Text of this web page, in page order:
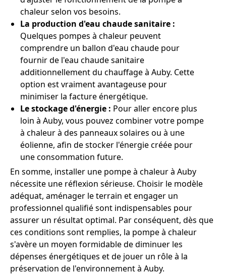
chaleur selon vos besoins.
La production d'eau chaude sanitaire :
Quelques pompes à chaleur peuvent
comprendre un ballon d'eau chaude pour
fournir de l'eau chaude sanitaire
additionnellement du chauffage à Auby. Cette
option est vraiment avantageuse pour
minimiser la facture énergétique.
Le stockage d'énergie : Pour aller encore plus
loin à Auby, vous pouvez combiner votre pompe
à chaleur à des panneaux solaires ou à une
éolienne, afin de stocker l'énergie créée pour
une consommation future.
En somme, installer une pompe à chaleur à Auby
nécessite une réflexion sérieuse. Choisir le modèle
adéquat, aménager le terrain et engager un
professionnel qualifié sont indispensables pour
assurer un résultat optimal. Par conséquent, dès que
ces conditions sont remplies, la pompe à chaleur
s'avère un moyen formidable de diminuer les
dépenses énergétiques et de jouer un rôle à la
préservation de l'environnement à Auby.